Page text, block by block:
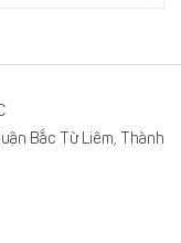
Bắc Từ Liêm, Thành